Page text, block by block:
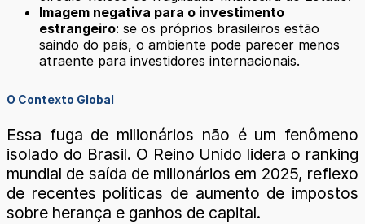
Imagem negativa para o investimento
estrangeiro: se os próprios brasileiros estão
saindo do país, o ambiente pode parecer menos
atraente para investidores internacionais.
O Contexto Global
Essa fuga de milionários não é um fenômeno
isolado do Brasil. O Reino Unido lidera o ranking
mundial de saída de milionários em 2025, reflexo
de recentes políticas de aumento de impostos
sobre herança e ganhos de capital.